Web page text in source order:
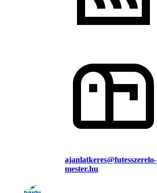
ajanlatkeres@futesszerelo-
mester.hu